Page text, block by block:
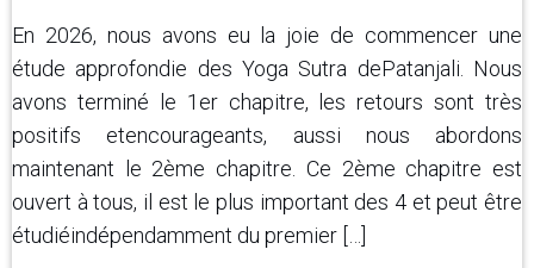
En 2026, nous avons eu la joie de commencer une
étude approfondie des Yoga Sutra dePatanjali. Nous
avons terminé le 1er chapitre, les retours sont très
positifs etencourageants, aussi nous abordons
maintenant le 2ème chapitre. Ce 2ème chapitre est
ouvert à tous, il est le plus important des 4 et peut être
étudiéindépendamment du premier […]